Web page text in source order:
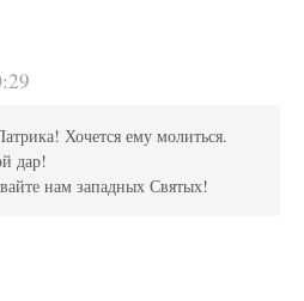
Хочется ему молиться.
дар!
нам западных Святых!